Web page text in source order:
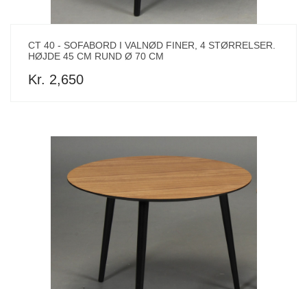
CT 40 - SOFABORD I VALNØD FINER, 4 STØRRELSER.
HØJDE 45 CM RUND Ø 70 CM
Kr. 2,650